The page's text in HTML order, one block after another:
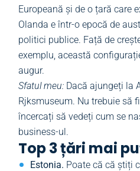
Europeană și de o țară care
Olanda e într-o epocă de
politici publice. Față de
exemplu, această
augur.
Sfatul meu: Dacă ajungeți la
Rjksmuseum. Nu trebuie să
încercați să vedeți cum se
business-ul.
Top 3 țări mai
Estonia. Poate că că știți